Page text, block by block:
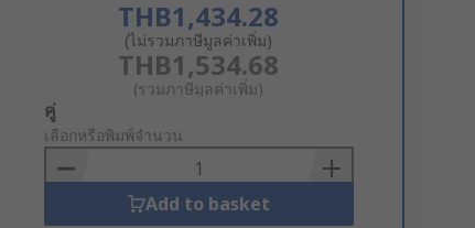
THB1,434.28
(ไม่รวมภาษีมูลค่าเพิ่ม)
THB1,534.68
(รวมภาษีมูลค่าเพิ่ม)
Add
to
Basket
คู่
เลือกหรือพิมพ์จำนวน
Add to basket